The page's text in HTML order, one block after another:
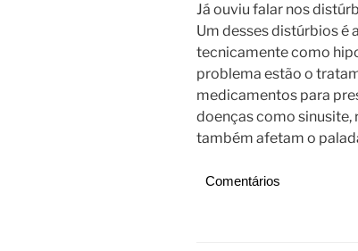
Já ouviu falar nos
Um desses distúrbios é
tecnicamente como
problema estão o
medicamentos para
doenças como sinusite,
também afetam o
Comentários